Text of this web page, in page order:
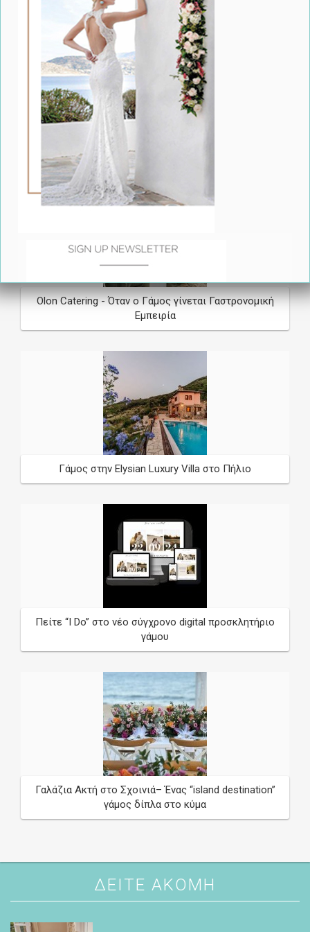
κάθε γάμος μετατρέπεται σε μια γιορτή αγάπης
την αύρα ελληνικού καλοκαιριού, σε ένα τοπίο που
συνδυάζει φυσική ομορφιά και κοσμοπολίτικη φινέτσα.
Save
Δείτε Ακόμη
Olon Catering - Όταν ο Γάμος γίνεται Γαστρονομική
Εμπειρία
Γάμος στην Elysian Luxury Villa στο Πήλιο
Πείτε “I Do” στο νέο σύγχρονο digital προσκλητήριο
γάμου
Γαλάζια Ακτή στο Σχοινιά– Ένας “island destination”
γάμος δίπλα στο κύμα
ΔΕΙΤΕ ΑΚΟΜΗ